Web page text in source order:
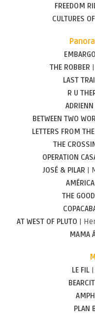
FREEDOM
CULTURES
EMBARGO
THE ROBBER
LAST
R U
ADRIENN
BETWEEN TWO
LETTERS FROM
THE
OPERATION
JOSÉ & PILAR |
AMÉRICA
THE
AT WEST OF PLUTO |
MAMA
LE FIL
PLAN